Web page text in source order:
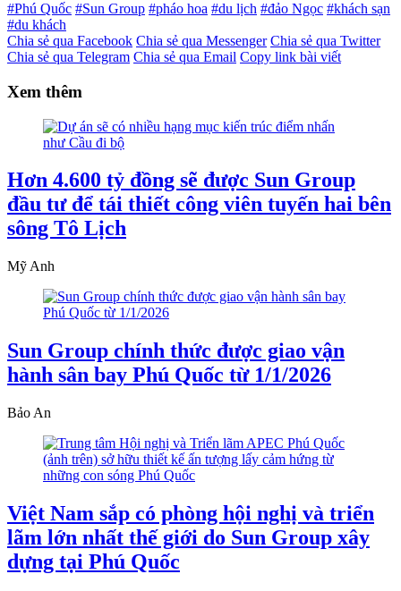
#Phú Quốc #Sun Group #pháo hoa #du lịch #đảo Ngọc #khách sạn
#du khách
Chia sẻ qua Facebook Chia sẻ qua Messenger Chia sẻ qua Twitter
Chia sẻ qua Telegram Chia sẻ qua Email Copy link bài viết
Xem thêm
Hơn 4.600 tỷ đồng sẽ được Sun Group
đầu tư để tái thiết công viên tuyến hai bên
sông Tô Lịch
Mỹ Anh
Sun Group chính thức được giao vận
hành sân bay Phú Quốc từ 1/1/2026
Bảo An
Việt Nam sắp có phòng hội nghị và triển
lãm lớn nhất thế giới do Sun Group xây
dựng tại Phú Quốc